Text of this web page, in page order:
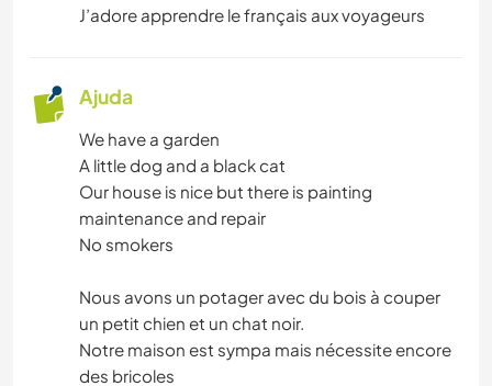
J’adore apprendre le français aux voyageurs
Ajuda
We have a garden
A little dog and a black cat
Our house is nice but there is painting
maintenance and repair
No smokers
Nous avons un potager avec du bois à couper
un petit chien et un chat noir.
Notre maison est sympa mais nécessite encore
des bricoles